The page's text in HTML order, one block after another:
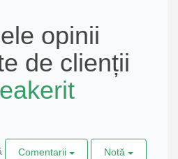
opinii
de clienții
Comentarii Notă